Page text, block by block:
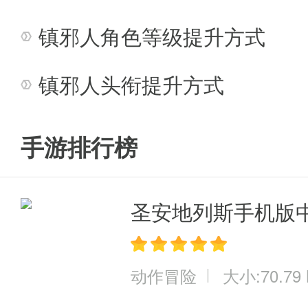
镇邪人角色等级提升方式
镇邪人头衔提升方式
手游排行榜
圣安地列斯手机版
动作冒险 大小:70.79